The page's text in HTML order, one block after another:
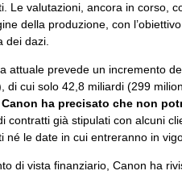
Le valutazioni, ancora in corso,
della produzione, con
dei dazi.
attuale prevede un incremento
di cui solo 42,8 miliardi (299
Canon ha precisato che non
contratti già stipulati con alcuni
né le date in cui entreranno in
di vista finanziario, Canon ha